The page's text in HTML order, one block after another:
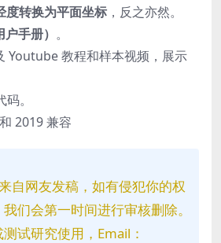
度转换为平面坐标 ，反之亦然。
手册） 。
Youtube 教程和样本视频，展示
。
2019 兼容
自网友发稿，如有侵犯你的权
们会第一时间进行审核删除。
试研究使用，Email：